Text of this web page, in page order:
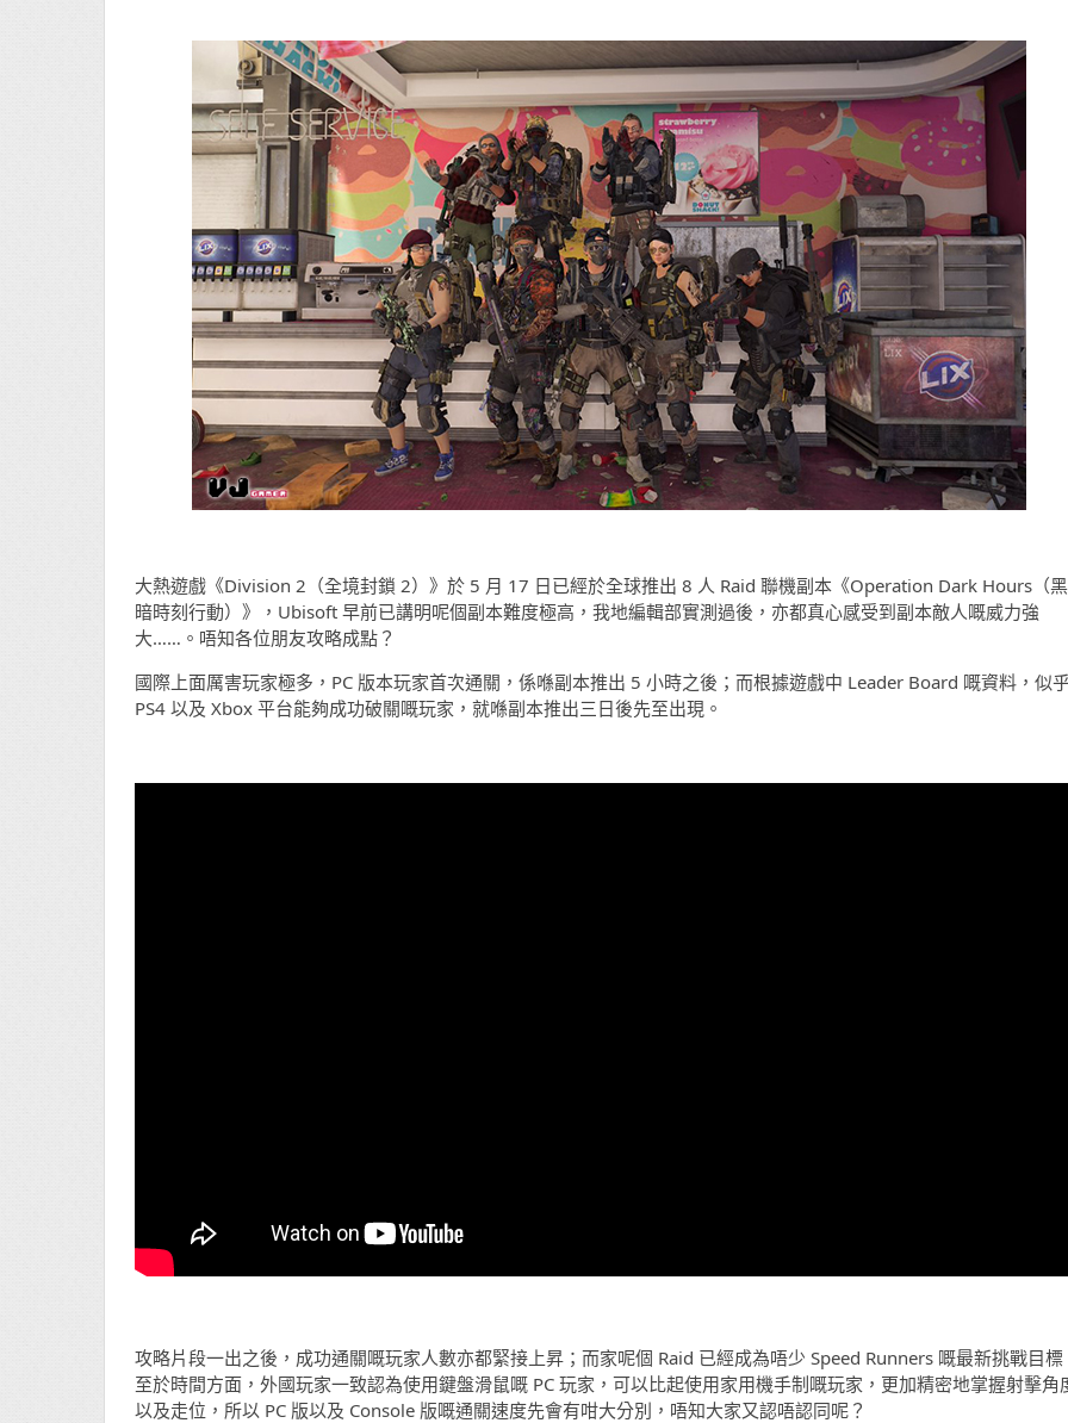
大熱遊戲《Division 2（全境封鎖 2）》於 5 月 17 日已經於全球推出 8 人 Raid 聯機副本《Operation Dark Hours（黑
暗時刻行動）》，Ubisoft 早前已講明呢個副本難度極高，我地編輯部實測過後，亦都真心感受到副本敵人嘅威力強
大……。唔知各位朋友攻略成點？
國際上面厲害玩家極多，PC 版本玩家首次通關，係喺副本推出 5 小時之後；而根據遊戲中 Leader Board 嘅資料，似
PS4 以及 Xbox 平台能夠成功破關嘅玩家，就喺副本推出三日後先至出現。
攻略片段一出之後，成功通關嘅玩家人數亦都緊接上昇；而家呢個 Raid 已經成為唔少 Speed Runners 嘅最新挑戰目標
至於時間方面，外國玩家一致認為使用鍵盤滑鼠嘅 PC 玩家，可以比起使用家用機手制嘅玩家，更加精密地掌握射擊角
以及走位，所以 PC 版以及 Console 版嘅通關速度先會有咁大分別，唔知大家又認唔認同呢？